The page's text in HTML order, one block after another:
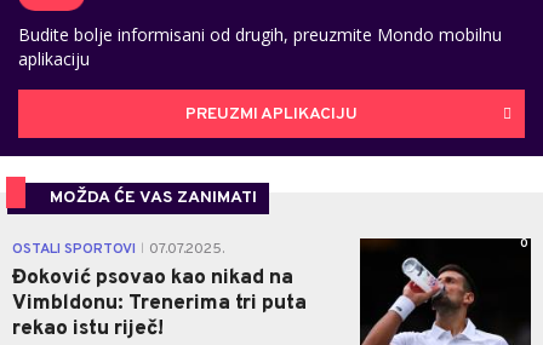
Budite bolje informisani od drugih, preuzmite Mondo mobilnu
aplikaciju
PREUZMI APLIKACIJU
MOŽDA ĆE VAS ZANIMATI
OSTALI SPORTOVI 07.07.2025.
Đoković psovao kao nikad na
Vimbldonu: Trenerima tri puta
rekao istu riječ!
0